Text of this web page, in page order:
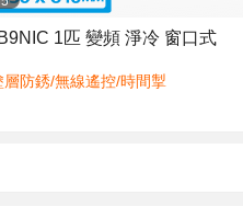
1匹 變頻 淨冷 窗口式
防銹/無線遙控/時間掣